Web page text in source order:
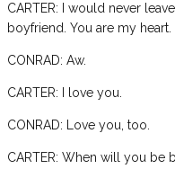
CARTER: I would never
boyfriend. You are my heart.
CONRAD: Aw.
CARTER: I love you.
CONRAD: Love you, too.
CARTER: When will you be